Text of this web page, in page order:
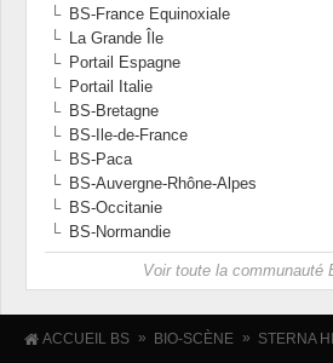
BS-France Equinoxiale
La Grande Île
Portail Espagne
Portail Italie
BS-Bretagne
BS-Ile-de-France
BS-Paca
BS-Auvergne-Rhône-Alpes
BS-Occitanie
BS-Normandie
Voir toute la communauté
ACCUEIL BS » BIO-SCÈNE » STERNA